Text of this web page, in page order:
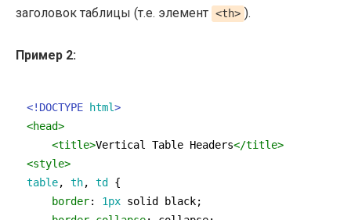
заголовок таблицы (т.е. элемент <th> ).
Пример 2:
<!DOCTYPE html>
<head>
<title>Vertical Table Headers</title>
<style>
table, th, td
{
border: 1px solid black;